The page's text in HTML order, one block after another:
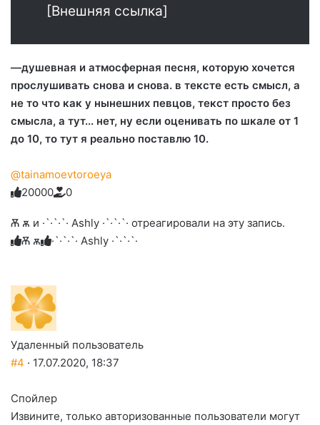
[Внешняя ссылка]
—душевная и атмосферная песня, которую хочется
прослушивать снова и снова. в тексте есть смысл, а
не то что как у нынешних певцов, текст просто без
смысла, а тут... нет, ну если оценивать по шкале от 1
до 10, то тут я реально поставлю 10.
@tainamoevtoroeya
Голосуйте
вверх.
2
Нажмите
реакцию:
0
Нажмите
реакцию:
до
0
Нажмите
реакцию:
0
Нажмите
реакцию:
0
Нажмите
благодарю
0
Ѫ ѫ и ·`·`·`· Ashly ·`·`·`· отреагировали на эту запись.
Ѫ ѫ
·`·`·`· Ashly ·`·`·`·
Удаленный пользователь
#4 · 17.07.2020, 18:37
Спойлер
Извините, только авторизованные пользователи могут